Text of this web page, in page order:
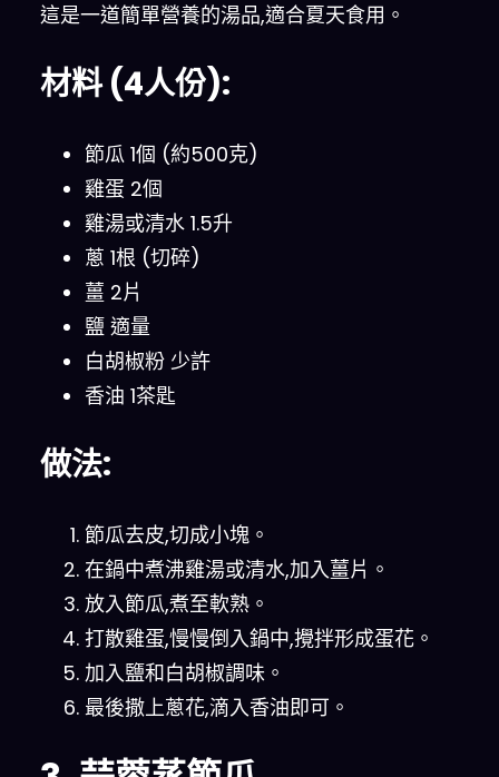
這是一道簡單營養的湯品,適合夏天食用。
材料 (4人份):
節瓜 1個 (約500克)
雞蛋 2個
雞湯或清水 1.5升
蔥 1根 (切碎)
薑 2片
鹽 適量
白胡椒粉 少許
香油 1茶匙
做法:
節瓜去皮,切成小塊。
在鍋中煮沸雞湯或清水,加入薑片。
放入節瓜,煮至軟熟。
打散雞蛋,慢慢倒入鍋中,攪拌形成蛋花。
加入鹽和白胡椒調味。
最後撒上蔥花,滴入香油即可。